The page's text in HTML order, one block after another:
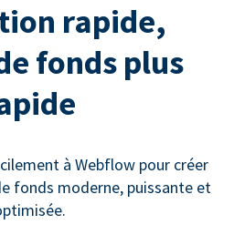
rapide,
fonds plus
à Webflow pour créer
fonds moderne, puissante et